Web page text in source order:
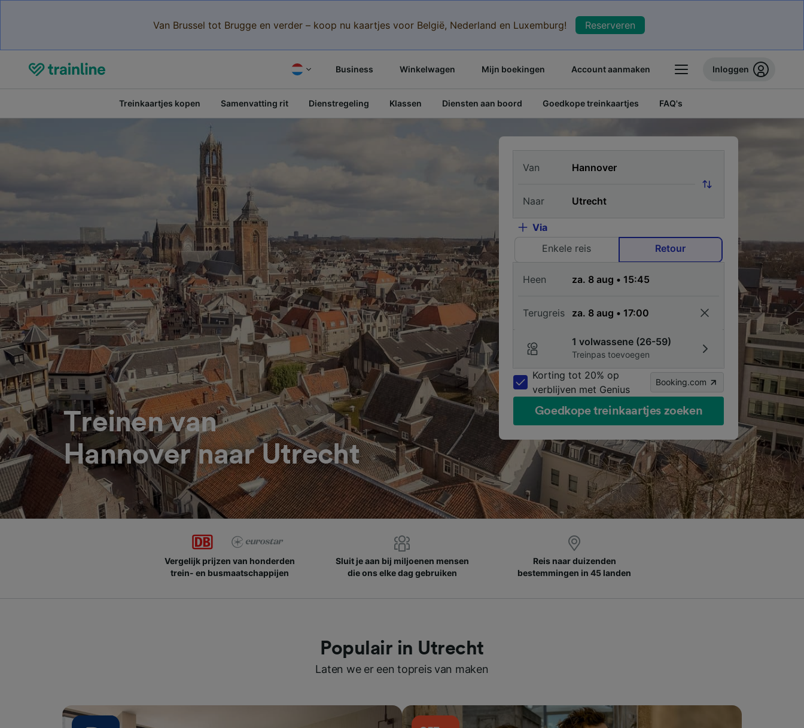
Van Brussel tot Brugge en verder – koop nu kaartjes voor België, Nederland en Luxemburg! Reserveren
Business Winkelwagen Mijn boekingen Account aanmaken Inloggen
Treinkaartjes kopen Samenvatting rit Dienstregeling Klassen Diensten aan boord Goedkope treinkaartjes FAQ's
Treinen van
Hannover naar Utrecht
Van
Naar
Via
Enkele reis
Retour
Heen
Terugreis
1 volwassene (26-59)
Treinpas toevoegen
Korting tot 20% op
verblijven met Genius
Booking.com
Goedkope treinkaartjes zoeken
Vergelijk prijzen van honderden
trein- en busmaatschappijen
Sluit je aan bij miljoenen mensen
die ons elke dag gebruiken
Reis naar duizenden
bestemmingen in 45 landen
Populair in Utrecht
Laten we er een topreis van maken